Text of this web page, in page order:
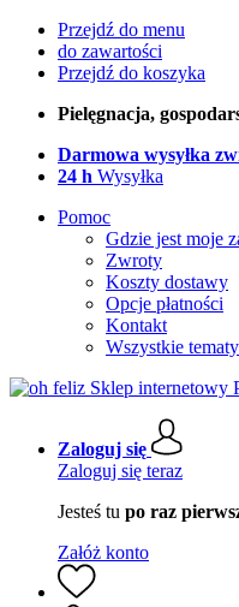
Przejdź do menu
do zawartości
Przejdź do koszyka
Pielęgnacja,
Darmowa wysyłka
24 h Wysyłka
Pomoc
Gdzie jest moje
Zwroty
Koszty dostawy
Opcje płatności
Kontakt
Wszystkie
Zaloguj się
Zaloguj się teraz
Jesteś tu po raz
Załóż konto